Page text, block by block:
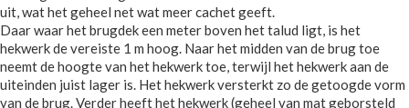
uit, wat het geheel net wat meer cachet geeft.
Daar waar het brugdek een meter boven het talud ligt, is het
hekwerk de vereiste 1 m hoog. Naar het midden van de brug toe
neemt de hoogte van het hekwerk toe, terwijl het hekwerk aan de
uiteinden juist lager is. Het hekwerk versterkt zo de getoogde vorm
van de brug. Verder heeft het hekwerk (geheel van mat geborsteld